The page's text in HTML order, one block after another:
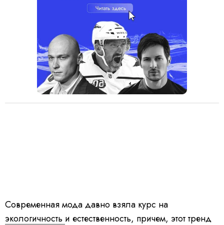
Современная мода давно взяла курс на
экологичность и естественность, причем, этот тренд